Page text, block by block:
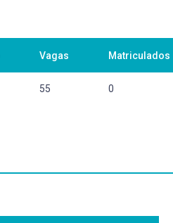
Vagas Matriculados
55 0